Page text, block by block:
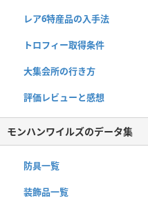
レア6特産品の入手法
トロフィー取得条件
大集会所の行き方
評価レビューと感想
モンハンワイルズのデータ集
防具一覧
装飾品一覧